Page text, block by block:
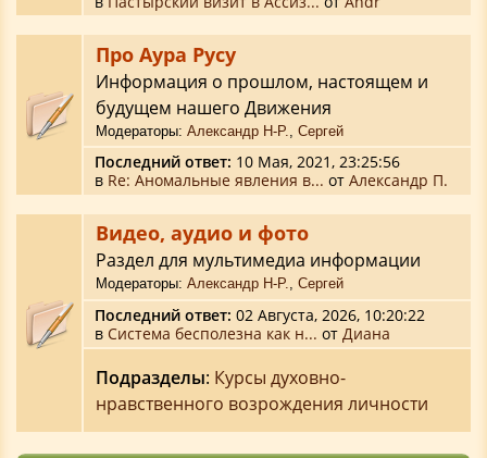
Про Аура Русу
Информация о прошлом, настоящем и
будущем нашего Движения
Модераторы:Александр Н-Р. ,Сергей
Последний ответ: 10 Мая, 2021, 23:25:56
в Re: Аномальные явления в... от Александр П.
Видео, аудио и фото
Раздел для мультимедиа информации
Модераторы:Александр Н-Р.,Сергей
Последний ответ: 02 Августа, 2026, 10:20:22
в Система бесполезна как н... от Диана
Подразделы: Курсы духовно-
нравственного возрождения личности